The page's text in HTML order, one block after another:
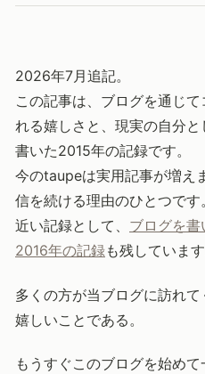
2026年7月追記。
この記事は、ブログを通じ
れる嬉しさと、現実の自分
書いた2015年の記録です。
今のtaupeは実用記事が増え
信を続ける理由のひとつです。
近い記録として、 ブログを
2016年の記録も残しています
多くの方が当ブログに訪れて
嬉しいことである。
もうすぐこのブログを始め